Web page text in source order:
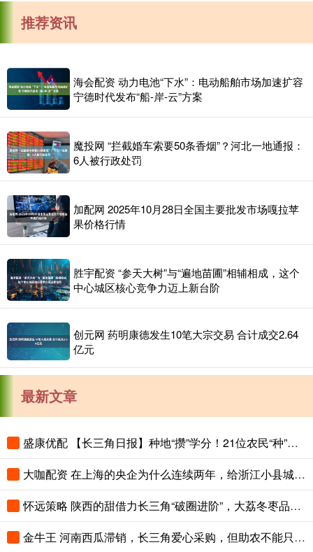
推荐资讯
海会配资 动力电池“下水”：电动船舶市场加速扩容
宁德时代发布“船-岸-云”方案
魔投网 “拦截婚车索要50条香烟”？河北一地通报：
6人被行政处罚
加配网 2025年10月28日全国主要批发市场嘎拉苹
果价格行情
胜宇配资 “参天大树”与“遍地苗圃”相辅相成，这个
中心城区核心竞争力迈上新台阶
创元网 药明康德发生10笔大宗交易 合计成交2.64
亿元
最新文章
盛康优配 【长三角日报】种地“攒”学分！21位农民“种”出大专文凭
大咖配资 在上海的央企为什么连续两年，给浙江小县城里的这个创新中心写感谢信？
怀远策略 陕西的甜借力长三角“破圈进阶”，大荔冬枣品鉴会在沪举办
金牛王 河南西瓜滞销，长三角爱心采购，但助农不能只靠爱心救场